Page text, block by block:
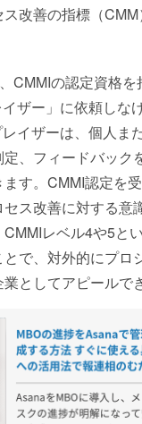
改善の指標（CMM
CMMIの認定資格を
イザー」に依頼しな
イザーは、個人ま
、フィードバック
す。CMMI認定を
ス改善に対する意
レベル4や5と
で、対外的にプロ
としてアピールで